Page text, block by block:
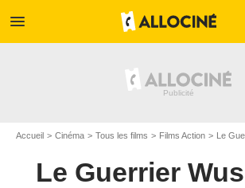
menu
Accueil Cinéma Tous les films Films Action Le
Le Guerrier